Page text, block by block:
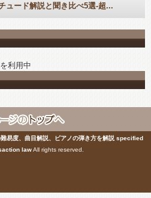
ュード解説と聞き比べ5選-超...
利用中
易度、曲目解説、ピアノの弾き方を解説 specified
lawAll rights reserved.